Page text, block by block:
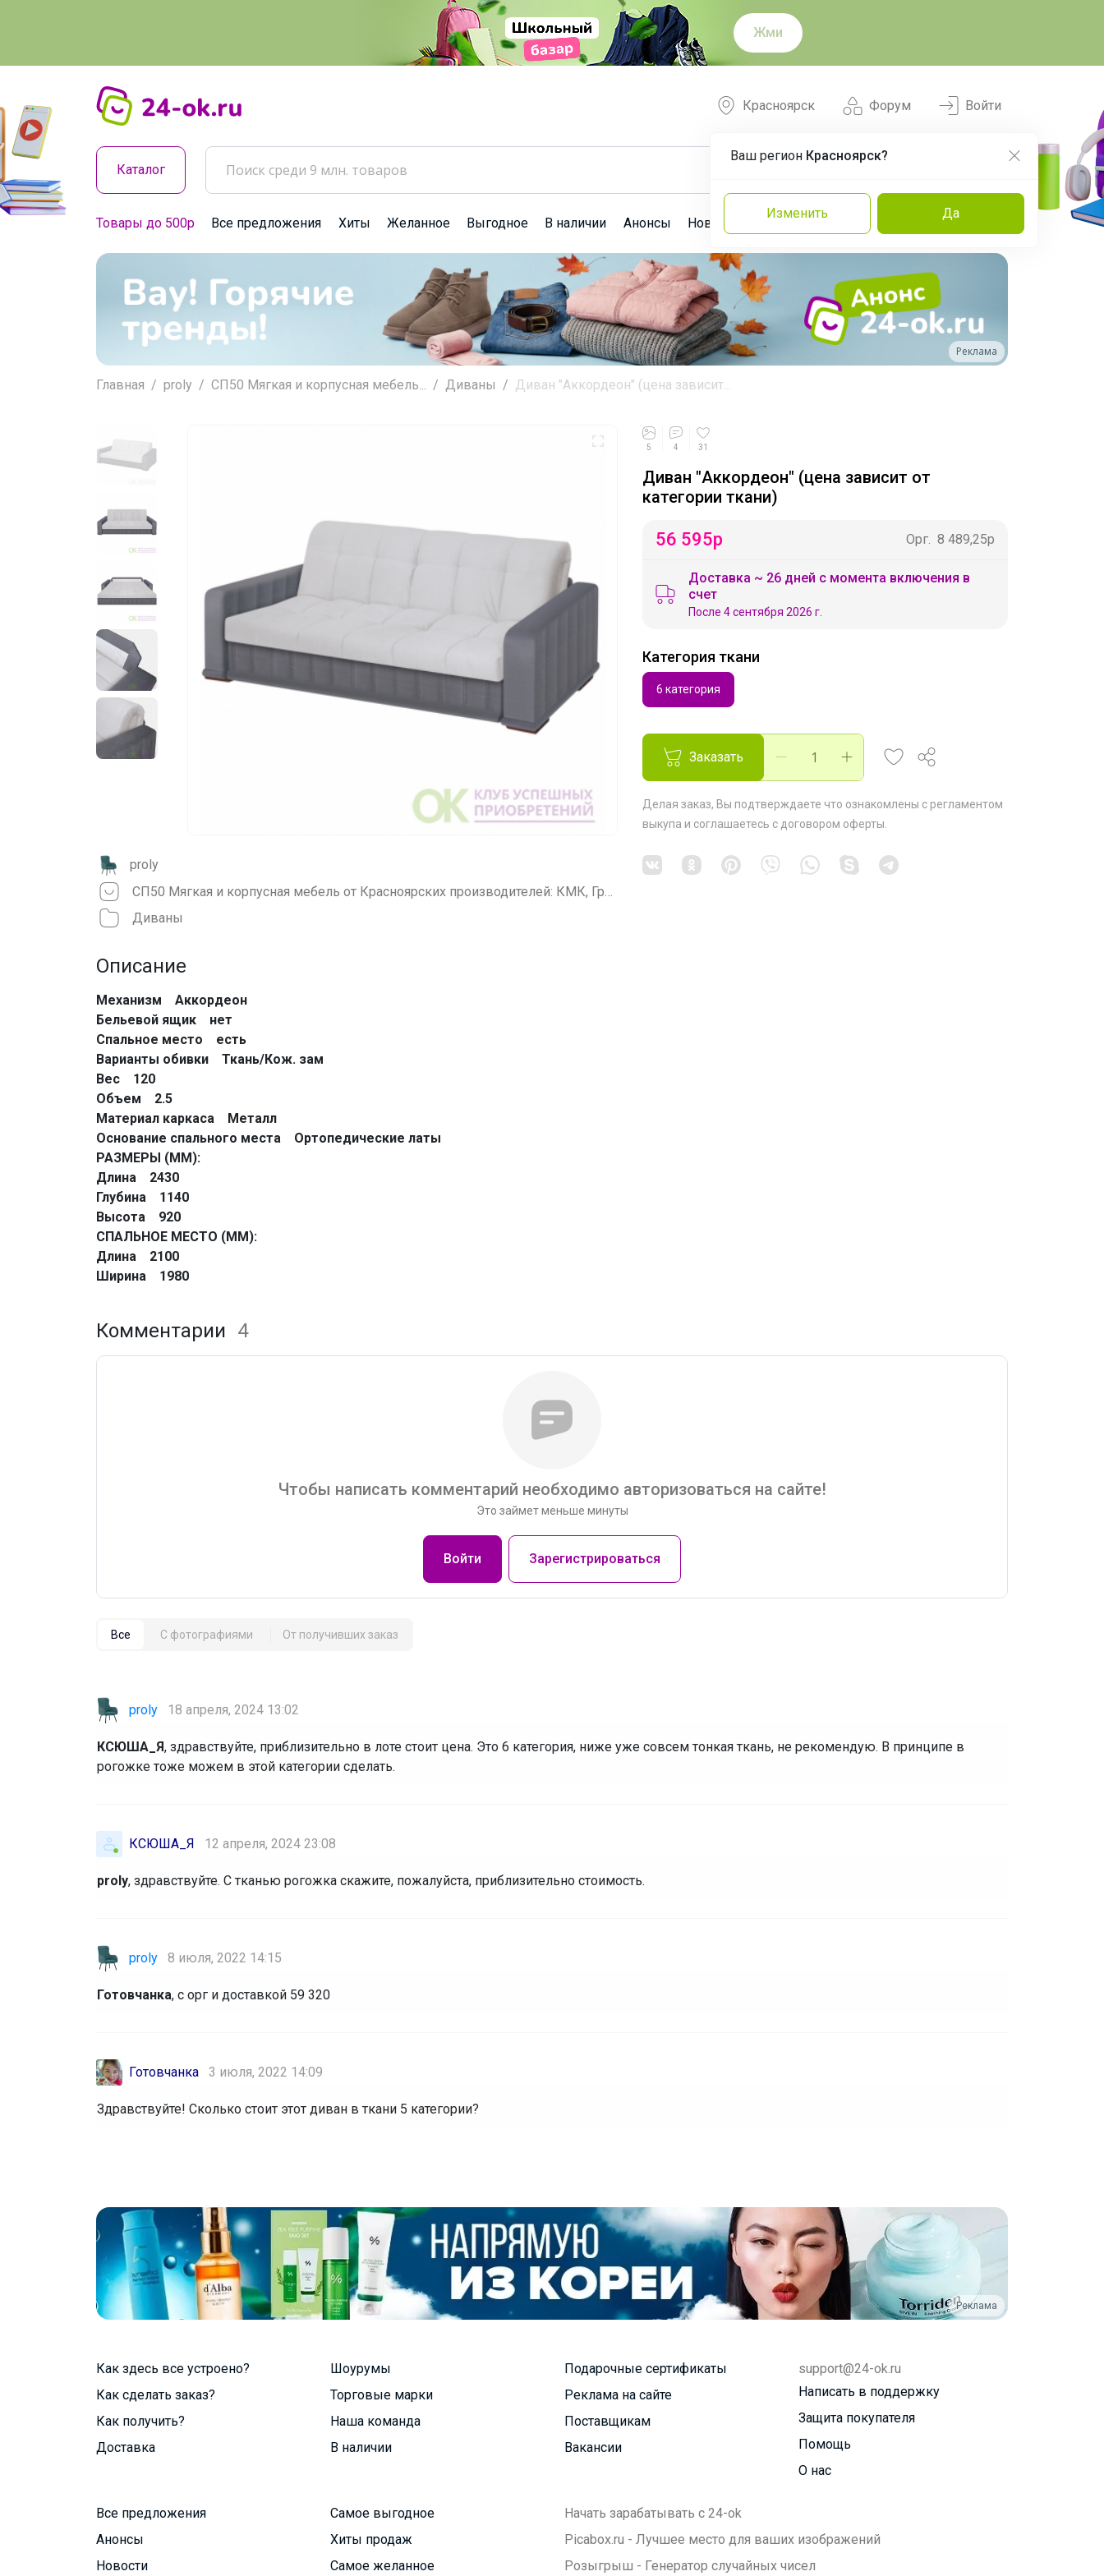
Жми
Форум
Красноярск
Ваш регион Красноярск?
Изменить Да
Войти
Каталог
Товары до 500р Все предложения Хиты Желанное Выгодное В наличии Анонсы Новости Команда Эксперты
Реклама
Главная proly СП50 Мягкая и корпусная мебель... Диваны Диван "Аккордеон" (цена зависит...
proly
СП50 Мягкая и корпусная мебель от Красноярских производителей: КМК, Гранд Мебель
Диваны
Описание
Механизм Аккордеон
Бельевой ящик нет
Спальное место есть
Варианты обивки Ткань/Кож. зам
Вес 120
Объем 2.5
Материал каркаса Металл
Основание спального места Ортопедические латы
РАЗМЕРЫ (ММ):
Длина 2430
Глубина 1140
Высота 920
СПАЛЬНОЕ МЕСТО (ММ):
Длина 2100
Ширина 1980
5 4 31
Диван "Аккордеон" (цена зависит от
категории ткани)
56 595р Орг. 8 489,25р
Доставка ~ 26 дней с момента включения в
счет
После 4 сентября 2026 г.
Категория ткани
6 категория
Заказать
Делая заказ, Вы подтверждаете что ознакомлены с регламентом
выкупа и соглашаетесь с договором оферты
Комментарии 4
Чтобы написать комментарий необходимо авторизоваться на сайте!
Это займет меньше минуты
Войти Зарегистрироваться
Все С фотографиями От получивших заказ
proly 18 апреля, 2024 13:02
КСЮША_Я, здравствуйте, приблизительно в лоте стоит цена. Это 6 категория, ниже уже совсем тонкая ткань, не рекомендую. В принципе в
рогожке тоже можем в этой категории сделать.
КСЮША_Я 12 апреля, 2024 23:08
proly, здравствуйте. С тканью рогожка скажите, пожалуйста, приблизительно стоимость.
proly 8 июля, 2022 14:15
Готовчанка, с орг и доставкой 59 320
Готовчанка 3 июля, 2022 14:09
Здравствуйте! Сколько стоит этот диван в ткани 5 категории?
Реклама
Как здесь все устроено?
Как сделать заказ?
Как получить?
Доставка
Шоурумы
Торговые марки
Наша команда
В наличии
Подарочные сертификаты
Реклама на сайте
Поставщикам
Вакансии
support@24-ok.ru
Написать в поддержку
Защита покупателя
Помощь
О нас
Все предложения
Анонсы
Новости
Самое выгодное
Хиты продаж
Самое желанное
Начать зарабатывать с 24-ok
Picabox.ru - Лучшее место для ваших изображений
Розыгрыш - Генератор случайных чисел